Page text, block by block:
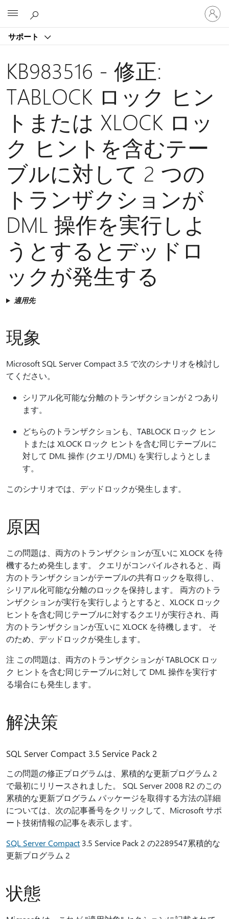
サポート
ア
カ
ウ
ン
イ
す
る
KB983516 - 修正:
TABLOCK ロック ヒン
トまたは XLOCK ロッ
ク ヒントを含むテー
ブルに対して 2 つの
トランザクションが
DML 操作を実行しよ
うとするとデッドロ
ックが発生する
適用先
現象
Microsoft SQL Server Compact 3.5 で次のシナリオを検討し
てください。
シリアル化可能な分離のトランザクションが 2 つあり
ます。
どちらのトランザクションも、TABLOCK ロック ヒン
トまたは XLOCK ロック ヒントを含む同じテーブルに
対して DML 操作 (クエリ/DML) を実行しようとしま
す。
このシナリオでは、デッドロックが発生します。
原因
この問題は、両方のトランザクションが互いに XLOCK を待
機するため発生します。 クエリがコンパイルされると、両
方のトランザクションがテーブルの共有ロックを取得し、
シリアル化可能な分離のロックを保持します。 両方のトラ
ンザクションが実行を実行しようとすると、XLOCK ロック
ヒントを含む同じテーブルに対するクエリが実行され、両
方のトランザクションが互いに XLOCK を待機します。 そ
のため、デッドロックが発生します。
注 この問題は、両方のトランザクションが TABLOCK ロッ
ク ヒントを含む同じテーブルに対して DML 操作を実行す
る場合にも発生します。
解決策
SQL Server Compact 3.5 Service Pack 2
この問題の修正プログラムは、累積的な更新プログラム 2
で最初にリリースされました。 SQL Server 2008 R2 のこの
累積的な更新プログラム パッケージを取得する方法の詳細
については、次の記事番号をクリックして、Microsoft サポ
ート技術情報の記事を表示します。
SQL Server Compact 3.5 Service Pack 2 の2289547累積的な
更新プログラム 2
状態